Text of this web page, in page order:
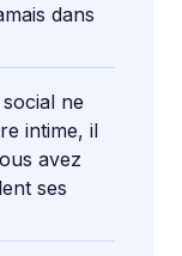
dans
ne
intime, il
avez
ses